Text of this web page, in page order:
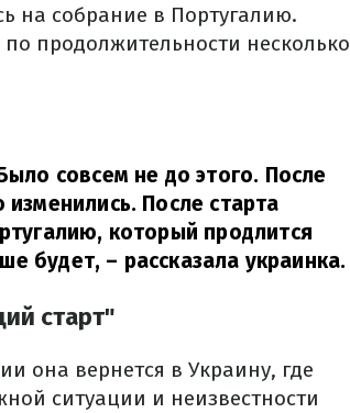
на собрание в Португалию.
продолжительности несколько
совсем не до этого. После
После старта
который продлится
будет, – рассказала украинка.
старт"
она вернется в Украину, где
ситуации и неизвестности